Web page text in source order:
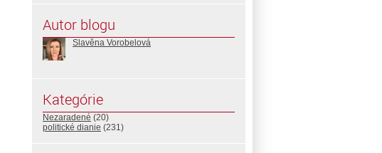
Autor blogu
Slavěna Vorobelová
Kategórie
Nezaradené (20)
politické dianie (231)